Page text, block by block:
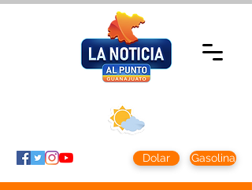
Dolar Gasolina